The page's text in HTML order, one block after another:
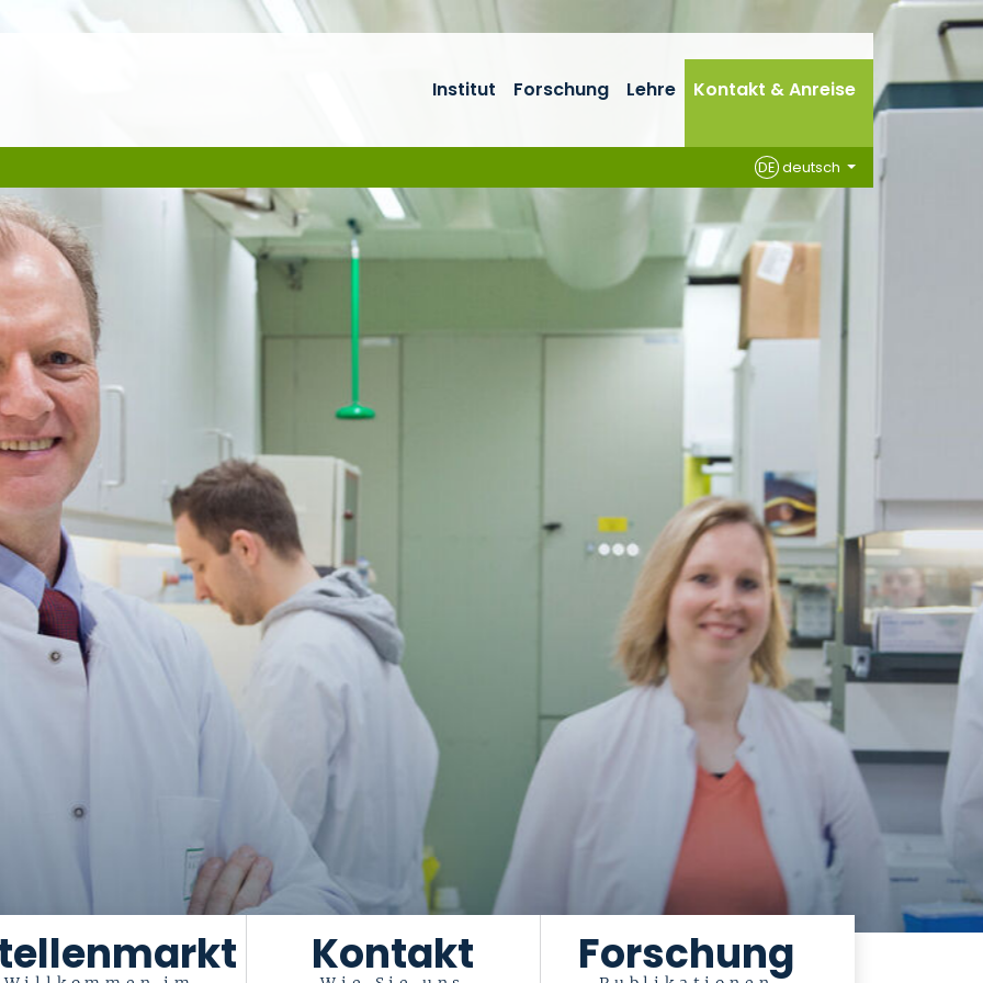
Kontakt Forschung
Institut Forschung Lehre Kontakt & Anreise
DEdeutsch